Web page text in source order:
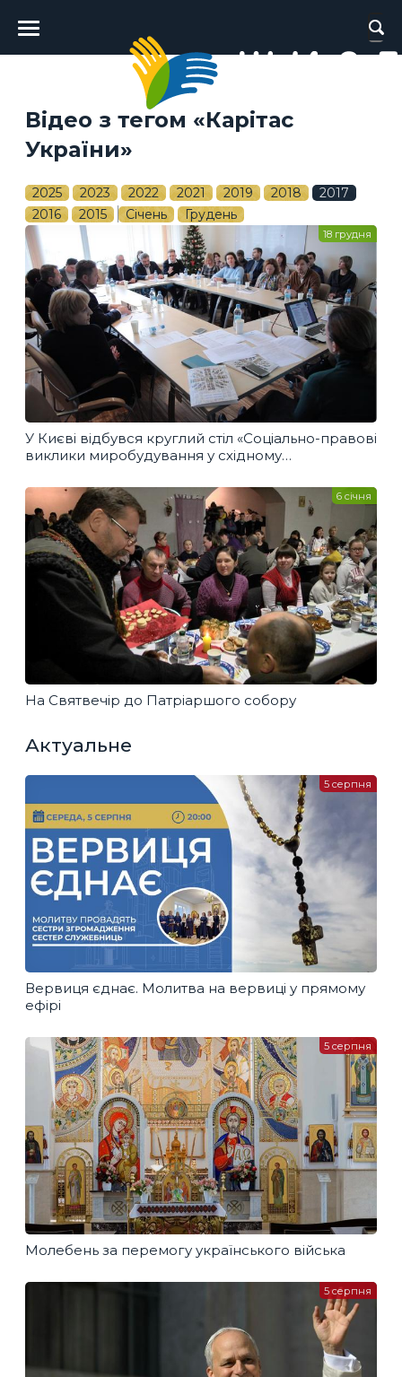
Головне
меню
Відео з тегом «Карітас
України»
2025 2023 2022 2021 2019 2018
2017
2016
2015 Січень Грудень
У Києві відбувся круглий стіл «Соціально-правові
виклики миробудування у східному
18 грудня
На Святвечір до Патріаршого собору
6 січня
Актуальне
Вервиця єднає. Молитва на вервиці у прямому
ефірі
5 серпня
Молебень за перемогу українського війська
5 серпня
5 серпня